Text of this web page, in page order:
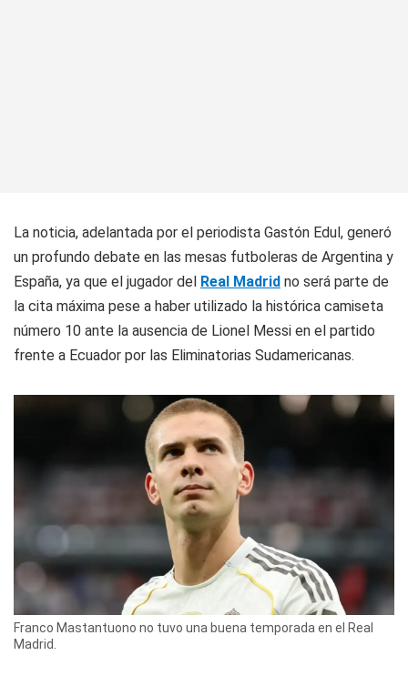
La noticia, adelantada por el periodista Gastón Edul, generó
un profundo debate en las mesas futboleras de Argentina y
España, ya que el jugador del Real Madrid no será parte de
la cita máxima pese a haber utilizado la histórica camiseta
número 10 ante la ausencia de Lionel Messi en el partido
frente a Ecuador por las Eliminatorias Sudamericanas.
Franco Mastantuono no tuvo una buena temporada en el Real
Madrid.